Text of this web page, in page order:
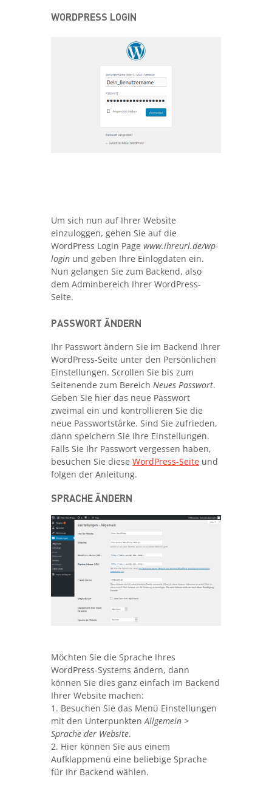
WORDPRESS LOGIN
Um sich nun auf Ihrer Website
einzuloggen, gehen Sie auf die
WordPress Login Page www.ihreurl.de/wp-
login und geben Ihre Einlogdaten ein.
Nun gelangen Sie zum Backend, also
dem Adminbereich Ihrer WordPress-
Seite.
PASSWORT ÄNDERN
Ihr Passwort ändern Sie im Backend Ihrer
WordPress-Seite unter den Persönlichen
Einstellungen. Scrollen Sie bis zum
Seitenende zum Bereich Neues Passwort.
Geben Sie hier das neue Passwort
zweimal ein und kontrollieren Sie die
neue Passwortstärke. Sind Sie zufrieden,
dann speichern Sie Ihre Einstellungen.
Falls Sie Ihr Passwort vergessen haben,
besuchen Sie diese WordPress-Seite und
folgen der Anleitung.
SPRACHE ÄNDERN
Möchten Sie die Sprache Ihres
WordPress-Systems ändern, dann
können Sie dies ganz einfach im Backend
Ihrer Website machen:
1. Besuchen Sie das Menü Einstellungen
mit den Unterpunkten Allgemein >
Sprache der Website.
2. Hier können Sie aus einem
Aufklappmenü eine beliebige Sprache
für Ihr Backend wählen.